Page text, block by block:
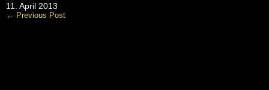
11. April 2013
← Previous Post